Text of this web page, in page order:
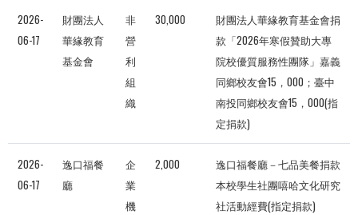
2026-
06-17
財團法人
華緣教育
基金會
非
營
利
組
織
30,000
財團法人華緣教育基金會捐
款「2026年寒假贊助大專
院校優質服務性團隊」嘉義
同鄉校友會15，000；臺中
南投同鄉校友會15，000(指
定捐款)
2026-
06-17
逸口福餐
廳
企
業
機
2,000
逸口福餐廳－七品美餐捐款
本校學生社團嘻哈文化研究
社活動經費(指定捐款)